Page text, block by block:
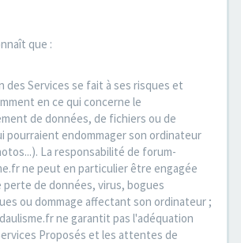
que :
des Services se fait à ses risques et
en ce qui concerne le
de données, de fichiers ou de
pourraient endommager son ordinateur
La responsabilité de forum-
ne peut en particulier être engagée
de données, virus, bogues
ou dommage affectant son ordinateur ;
ne garantit pas l'adéquation
Proposés et les attentes de